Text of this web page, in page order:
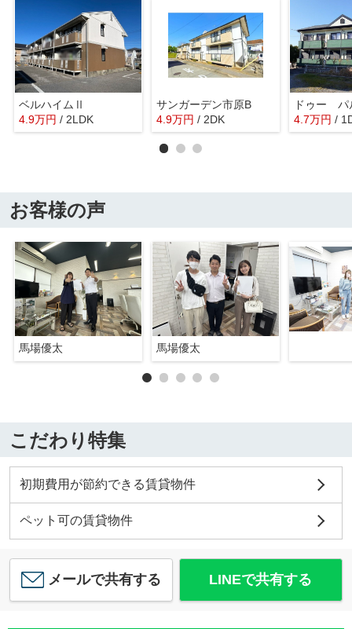
ベルハイムⅡ
4.9万円 / 2LDK
サンガーデン市原B
4.9万円 / 2DK
ドゥー
4.7万円 /
お客様の声
馬場優太 馬場優太
こだわり特集
初期費用が節約できる賃貸物件
ペット可の賃貸物件
メールで共有する LINEで共有する